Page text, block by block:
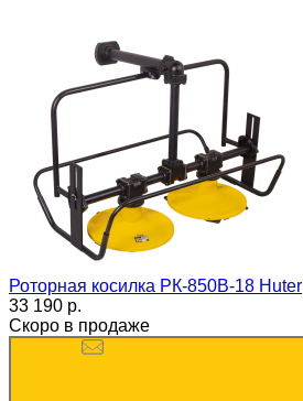
Роторная косилка РК-850B-18 Huter
33 190 p.
Скоро в продаже